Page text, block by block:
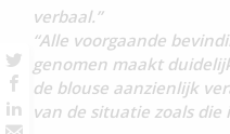
verbaal.”
“Alle voorgaande
genomen maakt
de blouse aanzienlijk
van de situatie zoals die